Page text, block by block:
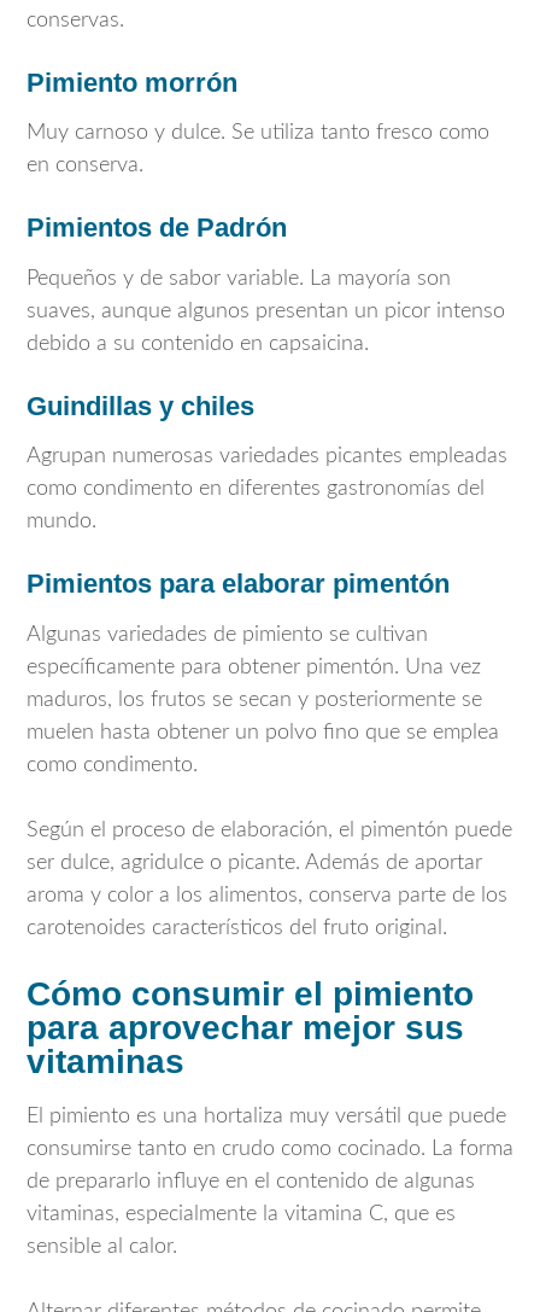
conservas.
Pimiento morrón
Muy carnoso y dulce. Se utiliza tanto fresco como
en conserva.
Pimientos de Padrón
Pequeños y de sabor variable. La mayoría son
suaves, aunque algunos presentan un picor intenso
debido a su contenido en capsaicina.
Guindillas y chiles
Agrupan numerosas variedades picantes empleadas
como condimento en diferentes gastronomías del
mundo.
Pimientos para elaborar pimentón
Algunas variedades de pimiento se cultivan
específicamente para obtener pimentón. Una vez
maduros, los frutos se secan y posteriormente se
muelen hasta obtener un polvo fino que se emplea
como condimento.
Según el proceso de elaboración, el pimentón puede
ser dulce, agridulce o picante. Además de aportar
aroma y color a los alimentos, conserva parte de los
carotenoides característicos del fruto original.
Cómo consumir el pimiento
para aprovechar mejor sus
vitaminas
El pimiento es una hortaliza muy versátil que puede
consumirse tanto en crudo como cocinado. La forma
de prepararlo influye en el contenido de algunas
vitaminas, especialmente la vitamina C, que es
sensible al calor.